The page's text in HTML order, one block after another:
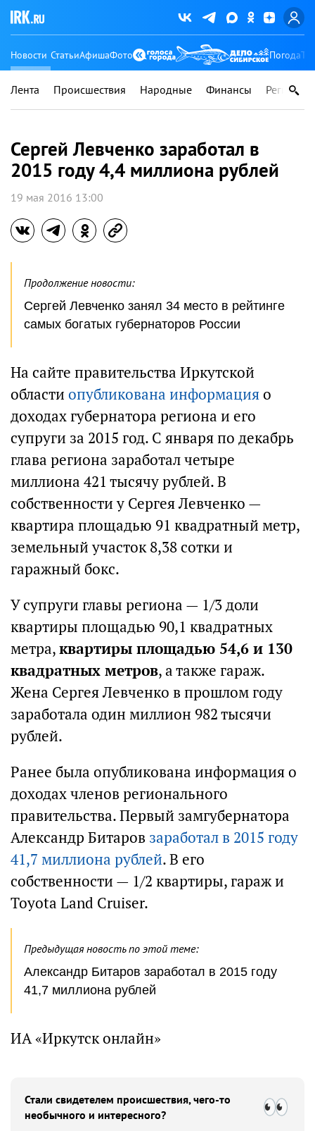
Новости СтатьиАфишаФото Погода
Лента Происшествия Народные Финансы Регионы
Сергей Левченко заработал в
2015 году 4,4 миллиона рублей
19 мая 2016 13:00
Продолжение новости:
Сергей Левченко занял 34 место в рейтинге
самых богатых губернаторов России
На сайте правительства Иркутской
области опубликована информацияо
доходах губернатора региона и его
супруги за 2015 год. С января по декабрь
глава региона заработал четыре
миллиона 421 тысячу рублей. В
собственности у Сергея Левченко —
квартира площадью 91 квадратный метр,
земельный участок 8,38 сотки и
гаражный бокс.
У супруги главы региона — 1/3 доли
квартиры площадью 90,1 квадратных
метра,квартиры площадью 54,6 и 130
квадратных метров, а также гараж.
Жена Сергея Левченко в прошлом году
заработала один миллион 982 тысячи
рублей.
Ранее была опубликована информация о
доходах членов регионального
правительства. Первый замгубернатора
Александр Битаров заработал в 2015 году
41,7 миллиона рублей. В его
собственности — 1/2 квартиры, гараж и
Toyota Land Cruiser.
Предыдущая новость по этой теме:
Александр Битаров заработал в 2015 году
41,7 миллиона рублей
ИА «Иркутск онлайн»
Стали свидетелем происшествия, чего-то
необычного и интересного?